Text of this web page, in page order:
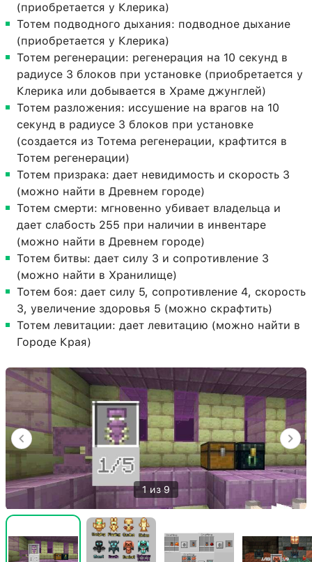
(приобретается у Клерика)
Тотем подводного дыхания: подводное дыхание
(приобретается у Клерика)
Тотем регенерации: регенерация на 10 секунд в
радиусе 3 блоков при установке (приобретается у
Клерика или добывается в Храме джунглей)
Тотем разложения: иссушение на врагов на 10
секунд в радиусе 3 блоков при установке
(создается из Тотема регенерации, крафтится в
Тотем регенерации)
Тотем призрака: дает невидимость и скорость 3
(можно найти в Древнем городе)
Тотем смерти: мгновенно убивает владельца и
дает слабость 255 при наличии в инвентаре
(можно найти в Древнем городе)
Тотем битвы: дает силу 3 и сопротивление 3
(можно найти в Хранилище)
Тотем боя: дает силу 5, сопротивление 4, скорость
3, увеличение здоровья 5 (можно скрафтить)
Тотем левитации: дает левитацию (можно найти в
Городе Края)
1 из 9